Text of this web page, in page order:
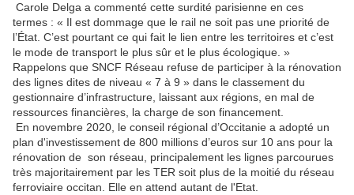
Carole Delga a commenté cette surdité parisienne en ces
termes : « Il est dommage que le rail ne soit pas une priorité de
l’État. C’est pourtant ce qui fait le lien entre les territoires et c’est
le mode de transport le plus sûr et le plus écologique. »
Rappelons que SNCF Réseau refuse de participer à la rénovation
des lignes dites de niveau « 7 à 9 » dans le classement du
gestionnaire d’infrastructure, laissant aux régions, en mal de
ressources financières, la charge de son financement.
En novembre 2020, le conseil régional d’Occitanie a adopté un
plan d'investissement de 800 millions d’euros sur 10 ans pour la
rénovation de son réseau, principalement les lignes parcourues
très majoritairement par les TER soit plus de la moitié du réseau
ferroviaire occitan. Elle en attend autant de l'Etat.